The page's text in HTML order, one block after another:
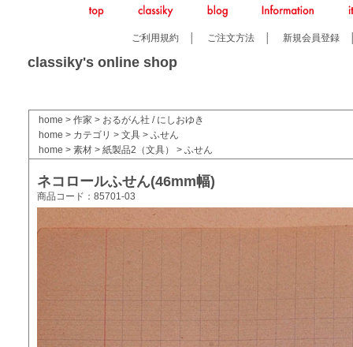
ご利用規約 ご注文方法 新規会員登録
classiky's online shop
home > 作家 > おるがん社 / にしおゆき
home > カテゴリ > 文具 > ふせん
home > 素材 > 紙製品2（文具） > ふせん
ネコロールふせん(46mm幅)
商品コード：85701-03